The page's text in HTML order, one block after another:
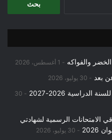
والفواكه 1 أغسطس، 2026
بعد 30 يوليو، 2026
2026-2027
30
الامتحانات الرسمية لشهادتي
30 يوليو، 2026